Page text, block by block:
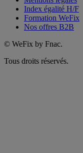
Index égalité H/F
Formation WeFix
Nos offres B2B
© WeFix by Fnac.
Tous droits réservés.